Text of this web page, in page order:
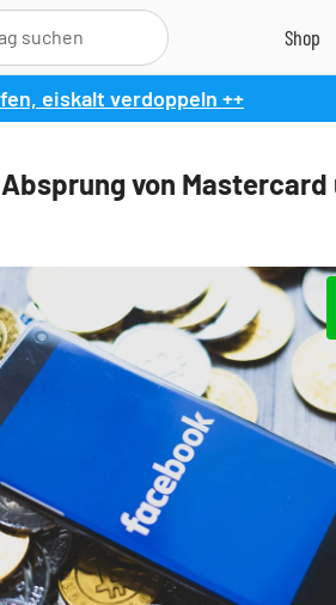
eiskalt verdoppeln ++
von Mastercard